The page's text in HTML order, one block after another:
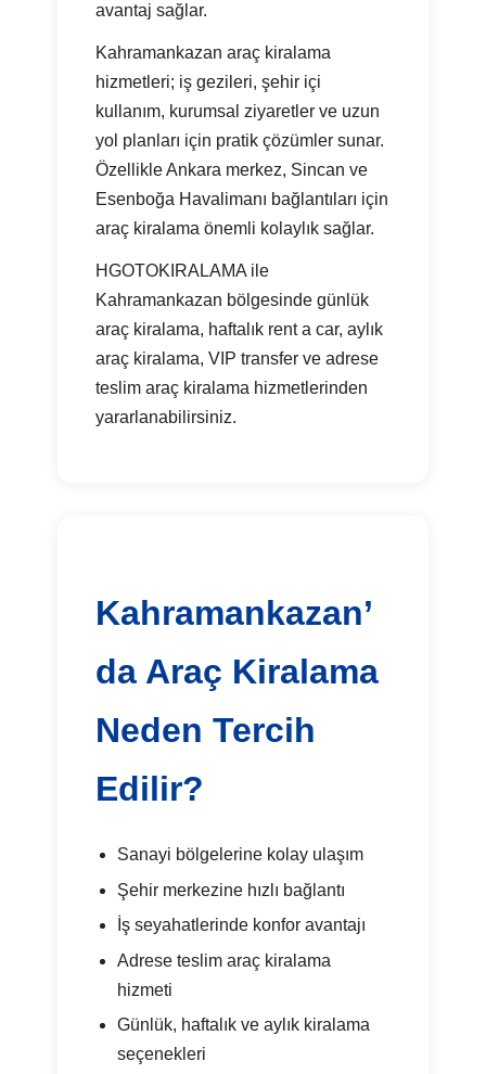
avantaj sağlar.
Kahramankazan araç kiralama
hizmetleri; iş gezileri, şehir içi
kullanım, kurumsal ziyaretler ve uzun
yol planları için pratik çözümler sunar.
Özellikle Ankara merkez, Sincan ve
Esenboğa Havalimanı bağlantıları için
araç kiralama önemli kolaylık sağlar.
HGOTOKIRALAMA ile
Kahramankazan bölgesinde günlük
araç kiralama, haftalık rent a car, aylık
araç kiralama, VIP transfer ve adrese
teslim araç kiralama hizmetlerinden
yararlanabilirsiniz.
Kahramankazan’
da Araç Kiralama
Neden Tercih
Edilir?
Sanayi bölgelerine kolay ulaşım
Şehir merkezine hızlı bağlantı
İş seyahatlerinde konfor avantajı
Adrese teslim araç kiralama
hizmeti
Günlük, haftalık ve aylık kiralama
seçenekleri